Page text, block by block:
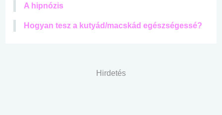
A hipnózis
Hogyan tesz a kutyád/macskád egészségessé?
Hirdetés